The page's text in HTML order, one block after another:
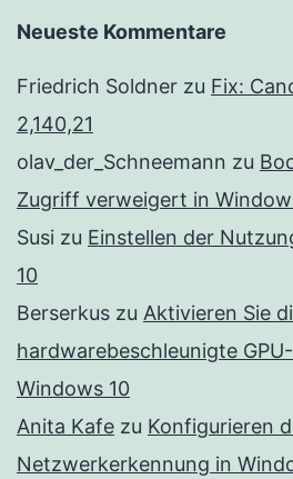
Neueste Kommentare
Friedrich Soldner zu Fix:
2,140,21
olav_der_Schneemann zu
Zugriff verweigert in
Susi zu Einstellen der
10
Berserkus zu Aktivieren Sie
hardwarebeschleunigte
Windows 10
Anita Kafe zu Konfigurieren
Netzwerkerkennung in